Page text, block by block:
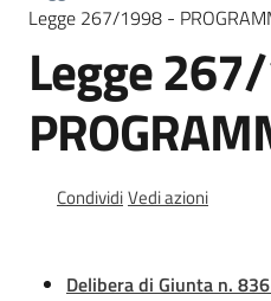
programmazione
Documentazione
Comunicazione
Legge 267/1998 -
Legge
CondividiVedi azioni
Delibera di Giunta n.